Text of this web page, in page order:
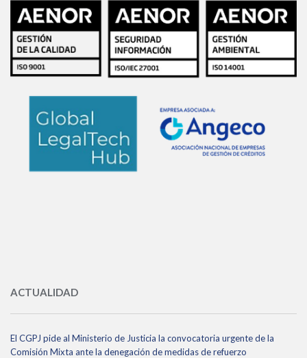
ACTUALIDAD
El CGPJ pide al Ministerio de Justicia la convocatoria urgente de la
Comisión Mixta ante la denegación de medidas de refuerzo